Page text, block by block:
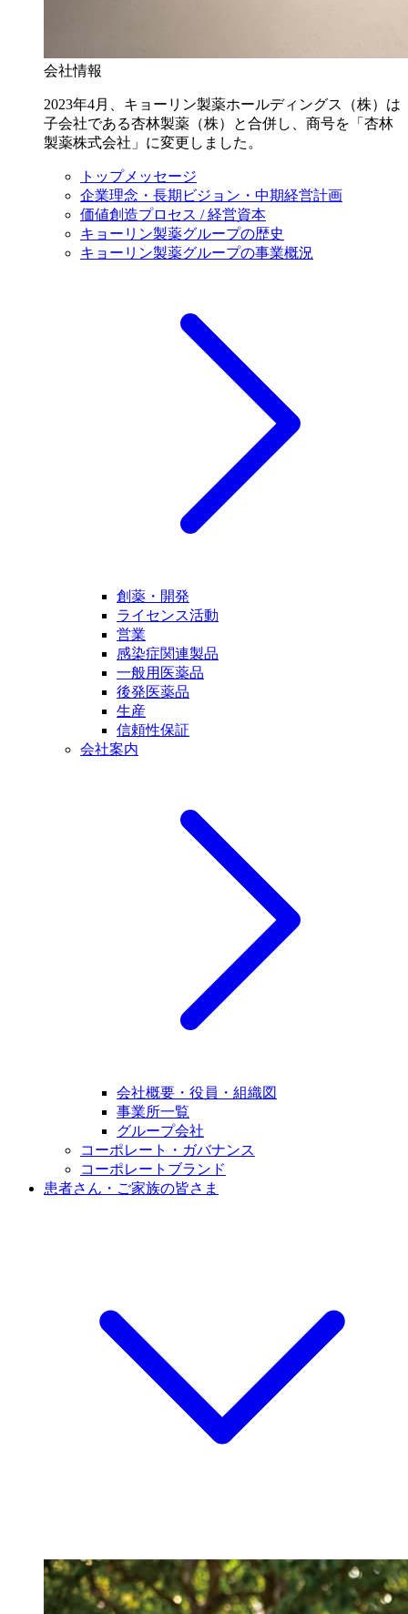
会社情報
2023年4月、キョーリン製薬ホールディングス（株）は
子会社である杏林製薬（株）と合併し、商号を「杏林
製薬株式会社」に変更しました。
トップメッセージ
企業理念・長期ビジョン・中期経営計画
価値創造プロセス / 経営資本
キョーリン製薬グループの歴史
キョーリン製薬グループの事業概況
創薬・開発
ライセンス活動
営業
感染症関連製品
一般用医薬品
後発医薬品
生産
信頼性保証
会社案内
会社概要・役員・組織図
事業所一覧
グループ会社
コーポレート・ガバナンス
コーポレートブランド
患者さん・ご家族の皆さま